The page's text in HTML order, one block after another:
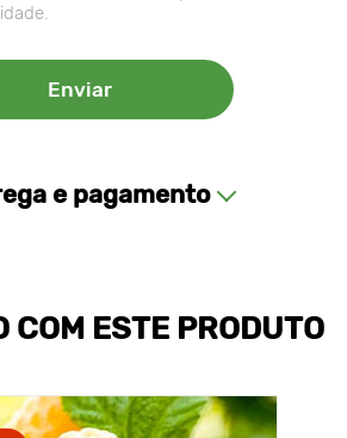
e pagamento
COM ESTE PRODUTO